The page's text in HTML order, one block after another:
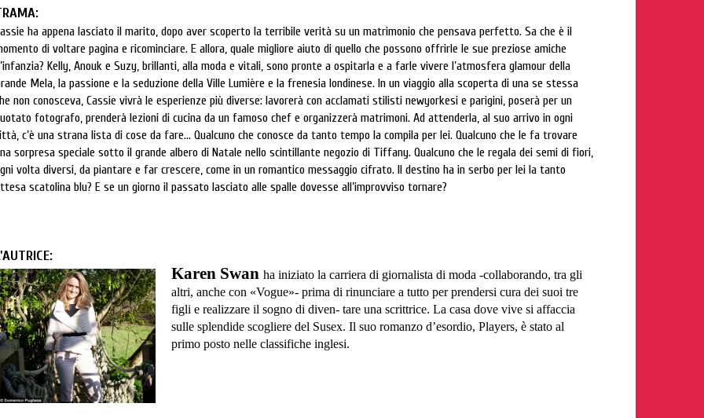
ha appena lasciato il marito, dopo aver scoperto la terribile verità su un matrimonio che pensava perfetto. Sa che è il
di voltare pagina e ricominciare. E allora, quale migliore aiuto di quello che possono offrirle le sue preziose amiche
Kelly, Anouk e Suzy, brillanti, alla moda e vitali, sono pronte a ospitarla e a farle vivere l’atmosfera glamour della
Mela, la passione e la seduzione della Ville Lumière e la frenesia londinese. In un viaggio alla scoperta di una se stessa
non conosceva, Cassie vivrà le esperienze più diverse: lavorerà con acclamati stilisti newyorkesi e parigini, poserà per un
fotografo, prenderà lezioni di cucina da un famoso chef e organizzerà matrimoni. Ad attenderla, al suo arrivo in ogni
c’è una strana lista di cose da fare... Qualcuno che conosce da tanto tempo la compila per lei. Qualcuno che le fa trovare
sorpresa speciale sotto il grande albero di Natale nello scintillante negozio di Tiffany. Qualcuno che le regala dei semi di fiori,
volta diversi, da piantare e far crescere, come in un romantico messaggio cifrato. Il destino ha in serbo per lei la tanto
scatolina blu? E se un giorno il passato lasciato alle spalle dovesse all’improvviso tornare?
Karen Swan ha iniziato la carriera di giornalista di moda -collaborando, tra gli
altri, anche con «Vogue»- prima di rinunciare a tutto per prendersi cura dei suoi tre
figli e realizzare il sogno di diven- tare una scrittrice. La casa dove vive si affaccia
sulle splendide scogliere del Susex. Il suo romanzo d’esordio,Players, è stato al
primo posto nelle classifiche inglesi.